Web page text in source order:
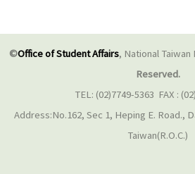
談
關
©Office of Student Affairs, National Taiwan
Reserved.
TEL: (02)7749-5363 FAX :
Address:No.162, Sec 1, Heping E. Road.,
Taiwan(R.O.C.)